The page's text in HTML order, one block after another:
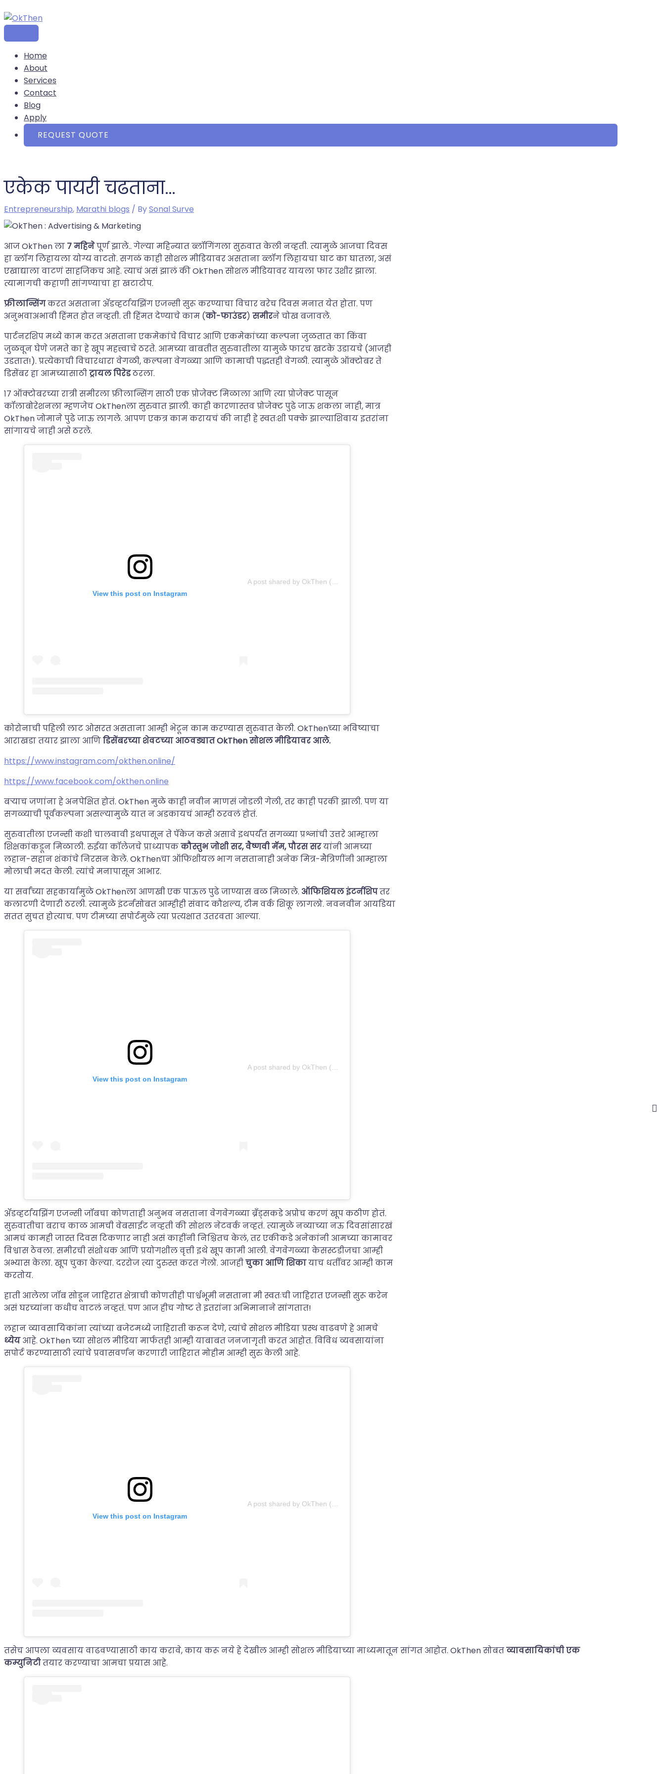
to
content
Home
About
Services
Contact
Blog
Apply
REQUEST QUOTE
एकेक पायरी चढताना…
Entrepreneurship, Marathi blogs / BySonal Surve
आज OkThen ला ७ महिनेपूर्ण झाले.. गेल्या महिन्यात ब्लॉगिंगला सुरुवात केली नव्हती. त्यामुळे आजचा दिवस
हा ब्लॉग लिहायला योग्य वाटतो. सगळं काही सोशल मीडियावर असताना ब्लॉग लिहायचा घाट का घातला, असं
एखाद्याला वाटणं साहजिकच आहे. त्याचं असं झालं की OkThen सोशल मीडियावर यायला फार उशीर झाला.
त्यामागची कहाणी सांगण्याचा हा खटाटोप.
फ्रीलान्सिंगकरत असताना ॲडव्हर्टायझिंग एजन्सी सुरू करण्याचा विचार बरेच दिवस मनात येत होता. पण
अनुभवाअभावी हिंमत होत नव्हती. ती हिंमत देण्याचे काम (को-फाउंडर) समीरने चोख बजावले.
पार्टनरशिप मध्ये काम करत असताना एकमेकांचे विचार आणि एकमेकांच्या कल्पना जुळतात का किंवा
जुळवून घेणे जमते का हे खूप महत्त्वाचे ठरते. आमच्या बाबतीत सुरुवातीला यामुळे फारच खटके उडायचे (आजही
उडतात!). प्रत्येकाची विचारधारा वेगळी, कल्पना वेगळ्या आणि कामाची पद्धतही वेगळी. त्यामुळे ऑक्टोबर ते
डिसेंबर हा आमच्यासाठीट्रायल पिरेडठरला.
१७ ऑक्टोबरच्या रात्री समीरला फ्रीलान्सिंग साठी एक प्रोजेक्ट मिळाला आणि त्या प्रोजेक्ट पासून
कॉलाबोरेशनला म्हणजेच OkThenला सुरुवात झाली. काही कारणास्तव प्रोजेक्ट पुढे जाऊ शकला नाही, मात्र
OkThen जोमाने पुढे जाऊ लागले. आपण एकत्र काम करायचं की नाही हे स्वतःशी पक्के झाल्याशिवाय इतरांना
सांगायचे नाही असे ठरले.
View this post on Instagram
कोरोनाची पहिली लाट ओसरत असताना आम्ही भेटून काम करण्यास सुरुवात केली. OkThenच्या भविष्याचा
आराखडा तयार झाला आणिडिसेंबरच्या शेवटच्या आठवड्यात OkThen सोशल मीडियावर आले.
https://www.instagram.com/okthen.online/
https://www.facebook.com/okthen.online
बऱ्याच जणांना हे अनपेक्षित होतं. OkThen मुळे काही नवीन माणसं जोडली गेली, तर काही परकी झाली. पण या
सगळ्याची पूर्वकल्पना असल्यामुळे यात न अडकायचं आम्ही ठरवलं होतं.
सुरुवातीला एजन्सी कशी चालवावी इथपासून ते पॅकेज कसे असावे इथपर्यंत सगळ्या प्रश्नांची उत्तरे आम्हाला
शिक्षकांकडून मिळाली. रुईया कॉलेजचे प्राध्यापककौस्तुभ जोशी सर, वैष्णवी मॅम, पौरस सरयांनी आमच्या
लहान-सहान शंकांचे निरसन केले. OkThenचा ऑफिशीयल भाग नसतानाही अनेक मित्र-मैत्रिणींनी आम्हाला
मोलाची मदत केली. त्यांचे मनापासून आभार.
या सर्वांच्या सहकार्यामुळे OkThenला आणखी एक पाऊल पुढे जाण्यास बळ मिळाले. ऑफिशियल इंटर्नशिपतर
कलाटणी देणारी ठरली. त्यामुळे इंटर्नसोबत आम्हीही संवाद कौशल्य, टीम वर्क शिकू लागलो. नवनवीन आयडिया
सतत सुचत होत्याच. पण टीमच्या सपोर्टमुळे त्या प्रत्यक्षात उतरवता आल्या.
View this post on Instagram
ॲडव्हर्टायझिंग एजन्सी जॉबचा कोणताही अनुभव नसताना वेगवेगळ्या ब्रँड्सकडे अप्रोच करणं खूप कठीण होतं.
सुरुवातीचा बराच काळ आमची वेबसाईट नव्हती की सोशल नेटवर्क नव्हतं. त्यामुळे नव्याच्या नऊ दिवसांसारखं
आमचं कामही जास्त दिवस टिकणार नाही असं काहींनी निश्चितच केलं, तर एकीकडे अनेकांनी आमच्या कामावर
विश्वास ठेवला. समीरची संशोधक आणि प्रयोगशील वृत्ती इथे खूप कामी आली. वेगवेगळ्या केसस्टडीजचा आम्ही
अभ्यास केला. खूप चुका केल्या. दररोज त्या दुरुस्त करत गेलो. आजहीचुका आणि शिकायाच धर्तीवर आम्ही काम
करतोय.
हाती आलेला जॉब सोडून जाहिरात क्षेत्राची कोणतीही पार्श्वभूमी नसताना मी स्वतःची जाहिरात एजन्सी सुरू करेन
असं घरच्यांना कधीच वाटलं नव्हतं. पण आज हीच गोष्ट ते इतरांना अभिमानाने सांगतात!
लहान व्यावसायिकांना त्यांच्या बजेटमध्ये जाहिराती करून देणे, त्यांचे सोशल मीडिया प्रस्थ वाढवणे हे आमचे
ध्येयआहे. OkThen च्या सोशल मीडिया मार्फतही आम्ही याबाबत जनजागृती करत आहोत. विविध व्यवसायांना
सपोर्ट करण्यासाठी त्यांचे प्रवासवर्णन करणारी जाहिरात मोहीम आम्ही सुरु केली आहे.
View this post on Instagram
A post shared by OkThen (@okthen.online)
तसेच आपला व्यवसाय वाढवण्यासाठी काय करावे, काय करू नये हे देखील आम्ही सोशल मीडियाच्या माध्यमातून सांगत आहोत. OkThen सोबतव्यावसायिकांची एक
कम्युनिटीतयार करण्याचा आमचा प्रयास आहे.
navigation
: